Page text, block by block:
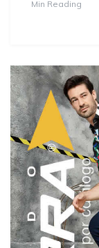
Min Reading